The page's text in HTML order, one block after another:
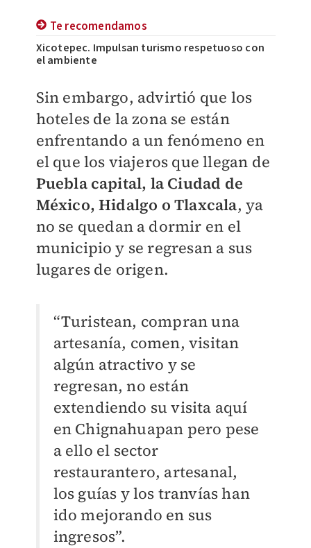
Te recomendamos
Xicotepec. Impulsan turismo respetuoso con
el ambiente
Sin embargo, advirtió que los
hoteles de la zona se están
enfrentando a un fenómeno en
el que los viajeros que llegan de
Puebla capital, la Ciudad de
México, Hidalgo o Tlaxcala, ya
no se quedan a dormir en el
municipio y se regresan a sus
lugares de origen.
“Turistean, compran una
artesanía, comen, visitan
algún atractivo y se
regresan, no están
extendiendo su visita aquí
en Chignahuapan pero pese
a ello el sector
restaurantero, artesanal,
los guías y los tranvías han
ido mejorando en sus
ingresos”.